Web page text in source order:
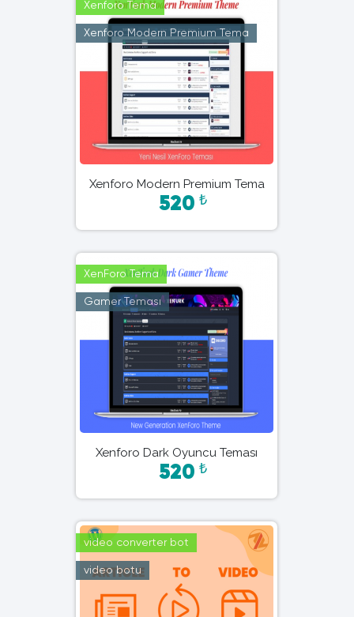
Xenforo Tema
Xenforo Modern Premium Tema
Xenforo Modern Premium Tema
₺
520
XenForo Tema
Gamer Teması
Xenforo Dark Oyuncu Teması
₺
520
video converter bot
video botu